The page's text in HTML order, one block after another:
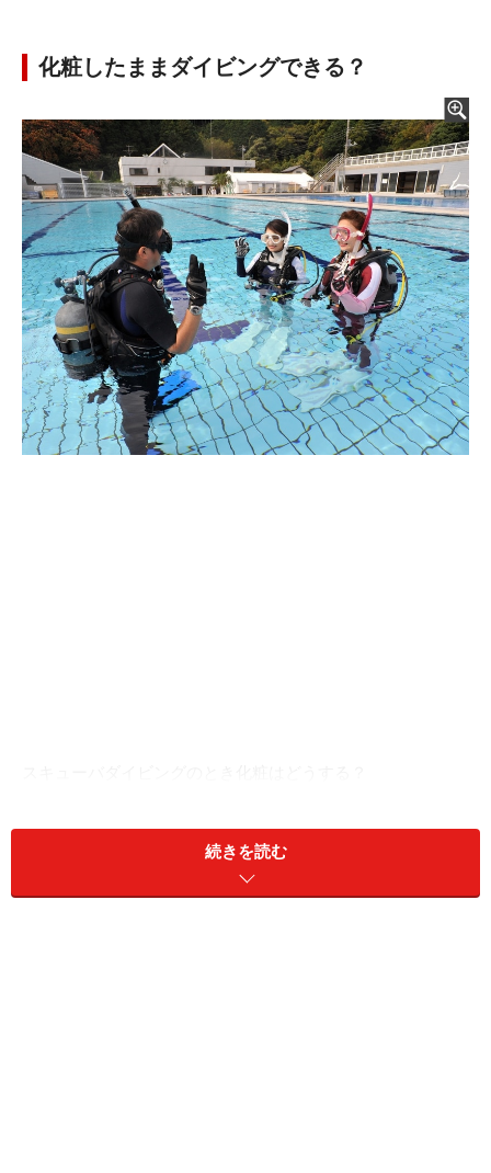
化粧したままダイビングできる？
質問で多いのが、「ダイビングのときに化粧はどうする
の？」というもの。ダイビングのときはどうしても顔が
続きを読む